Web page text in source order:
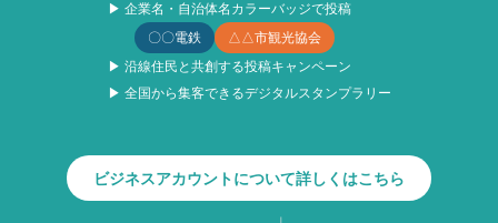
▶ 企業名・自治体名カラーバッジで投稿
〇〇電鉄
△△市観光協会
▶ 沿線住民と共創する投稿キャンペーン
▶ 全国から集客できるデジタルスタンプラリー
ビジネスアカウントについて詳しくはこちら